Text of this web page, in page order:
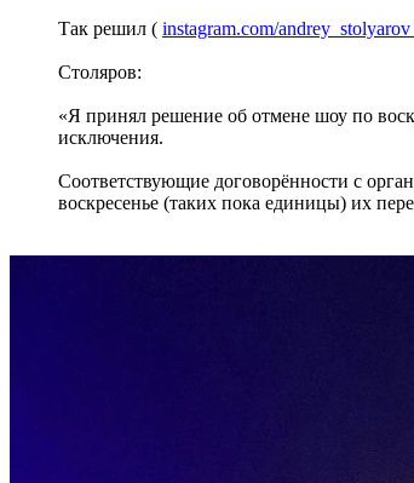
Так решил ( instagram.com/
Столяров:
«Я принял решение об отмене шоу по
исключения.
Соответствующие договорённости с
воскресенье (таких пока единицы) их